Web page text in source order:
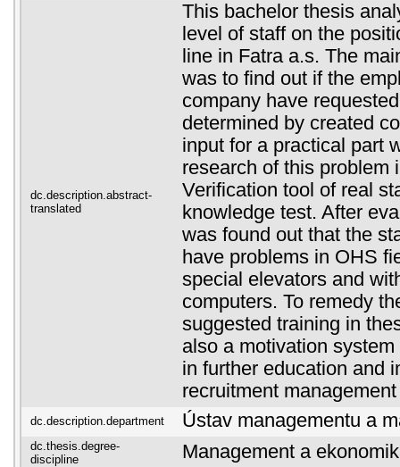
dc.description.abstract-
translated
This bachelor thesis
level of staff on the
line in Fatra a.s. The
was to find out if the
company have
determined by created
input for a practical part
research of this problem
Verification tool of real
knowledge test. After
was found out that the
have problems in OHS
special elevators and
computers. To remedy
suggested training in
also a motivation
in further education and
recruitment
dc.description.department Ústav managementu a
dc.thesis.degree-
discipline
Management a